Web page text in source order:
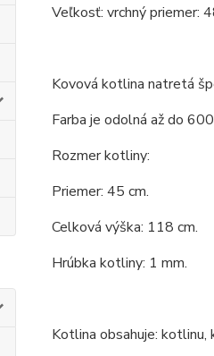
Veľkosť: vrchný priemer:
Kovová kotlina natretá
Farba je odolná až do 600
Rozmer kotliny:
Priemer: 45 cm.
Celková výška: 118 cm.
Hrúbka kotliny: 1 mm.
Kotlina obsahuje: kotlinu,